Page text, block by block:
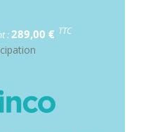
:289,00 € TTC